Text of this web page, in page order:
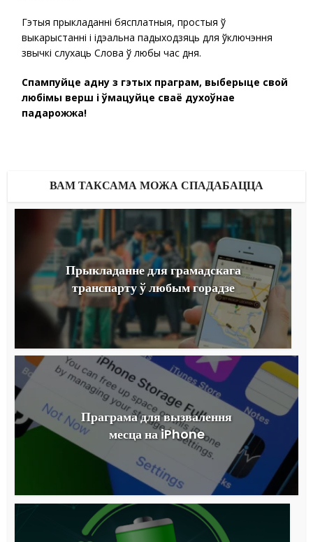
Гэтыя прыкладанні бясплатныя, простыя ў
выкарыстанні і ідэальна падыходзяць для ўключэння
звычкі слухаць Слова ў любы час дня.
Спампуйце адну з гэтых праграм, выберыце свой
любімы верш і ўмацуйце сваё духоўнае
падарожжа!
ВАМ ТАКСАМА МОЖА СПАДАБАЦЦА
Прыкладанне для грамадскага
транспарту ў любым горадзе
Праграма для вызвалення
месца на iPhone